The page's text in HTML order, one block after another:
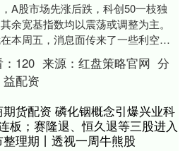
A股市场先涨后跌，科创50一枝独
余宽基指数均以震荡或调整为主。
本周五，消息面传来了一些利空消
如苹果部分产品和微软Xbox宣布涨
致科技....
120 来源： 红盘策略官网 分
益配资
期货配资 磷化铟概念引爆兴业科
板；赛隆退、恒久退等三股进入
整理期丨透视一周牛熊股